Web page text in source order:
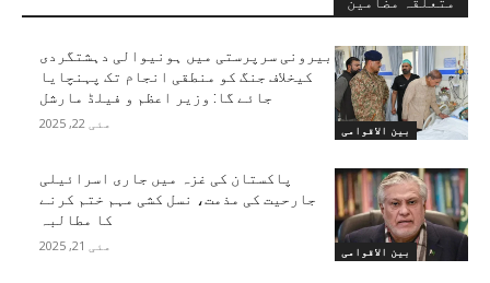
بین الاقوامی
بیرونی سرپرستی میں ہونیوالی دہشتگردی
کیخلاف جنگ کو منطقی انجام تک پہنچایا
جائے گا: وزیر اعظم و فیلڈ مارشل
مئی 22, 2025
بین الاقوامی
پاکستان کی غزہ میں جاری اسرائیلی
جارحیت کی مذمت، نسل کشی مہم ختم کرنے
کا مطالبہ
مئی 21, 2025